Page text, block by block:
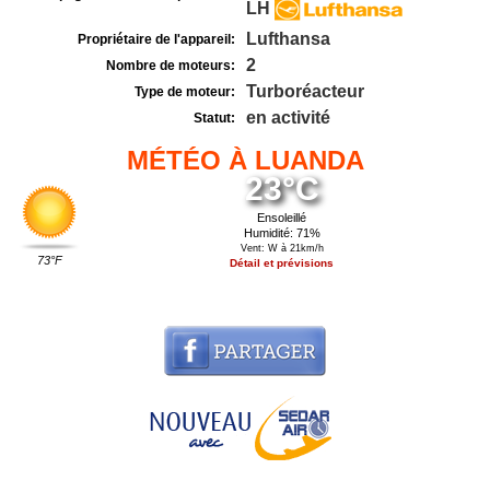
LH
Propriétaire de l'appareil: Lufthansa
Nombre de moteurs: 2
Type de moteur: Turboréacteur
Statut: en activité
MÉTÉO À LUANDA
73°F
23°C
Ensoleillé
Humidité: 71%
Vent: W à 21km/h
Détail et prévisions